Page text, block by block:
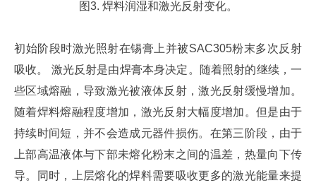
图3. 焊料润湿和激光反射变化。
初始阶段时激光照射在锡膏上并被SAC305粉末多次反射
吸收。 激光反射是由焊膏本身决定。随着照射的继续，一
些区域熔融，导致激光被液体反射，激光反射缓慢增加。
随着焊料熔融程度增加，激光反射大幅度增加。但是由于
持续时间短，并不会造成元器件损伤。在第三阶段，由于
上部高温液体与下部未熔化粉末之间的温差，热量向下传
导。同时，上层熔化的焊料需要吸收更多的激光能量来提